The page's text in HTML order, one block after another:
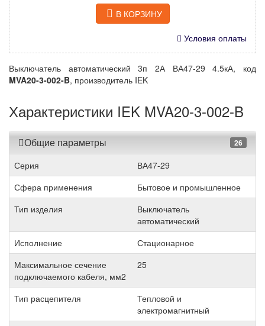
В КОРЗИНУ
Условия оплаты
Выключатель автоматический 3п 2А ВА47-29 4.5кА, код
MVA20-3-002-B, производитель IEK
Характеристики IEK MVA20-3-002-B
Общие параметры 26
Серия
ВА47-29
Сфера применения
Бытовое и промышленное
Тип изделия
Выключатель
автоматический
Исполнение
Стационарное
Максимальное сечение
подключаемого кабеля, мм2
25
Тип расцепителя
Тепловой и
электромагнитный